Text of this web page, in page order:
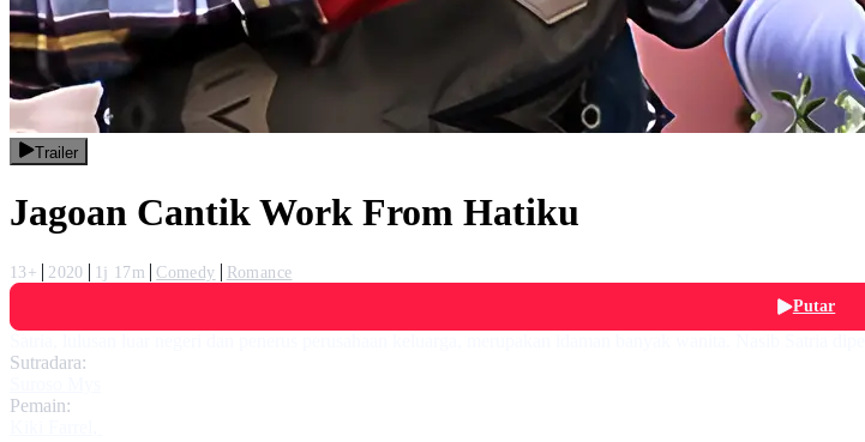
Trailer
Jagoan Cantik Work From Hatiku
13+ 2020 1j 17m Comedy
Romance
Putar
Sutradara:
Pemain: